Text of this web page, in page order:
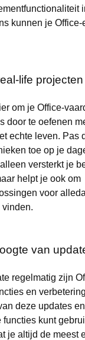
kunnen je Office-
life projecten
om je Office-
door te oefenen
echte leven. Pas
toe op je
versterkt je
helpt je ook om
voor
vinden.
van
regelmatig zijn
en
deze updates
functies kunt
je altijd de meest